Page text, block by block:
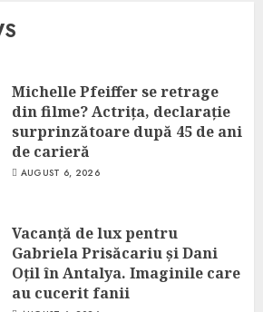
Michelle Pfeiffer se retrage
din filme? Actrița, declarație
surprinzătoare după 45 de ani
de carieră
AUGUST 6, 2026
Vacanță de lux pentru
Gabriela Prisăcariu și Dani
Oțil în Antalya. Imaginile care
au cucerit fanii